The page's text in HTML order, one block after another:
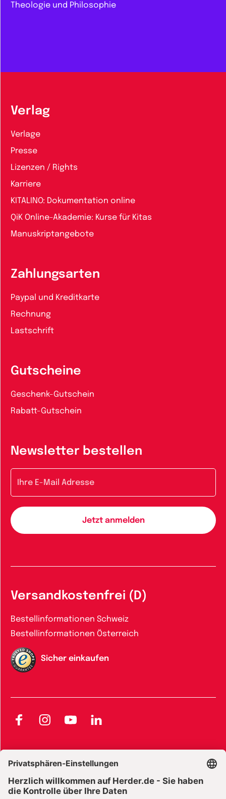
Theologie und Philosophie
Verlag
Verlage
Presse
Lizenzen / Rights
Karriere
KITALINO: Dokumentation online
QiK Online-Akademie: Kurse für Kitas
Manuskriptangebote
Zahlungsarten
Paypal und Kreditkarte
Rechnung
Lastschrift
Gutscheine
Geschenk-Gutschein
Rabatt-Gutschein
Newsletter bestellen
Versandkostenfrei (D)
Bestellinformationen Schweiz
Bestellinformationen Österreich
Sicher einkaufen
FacebookInstagramYouTubeLinkedIn
Widerrufsbelehrung E-Books
Widerrufsbelehrung Zeitschriften Datenschutz
Datenschutz Social Media Barrierefreiheit